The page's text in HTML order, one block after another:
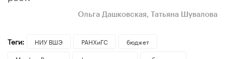
Ольга Дашковская, Татьяна Шувалова
Теги: НИУ ВШЭ РАНХиГС
бюджет